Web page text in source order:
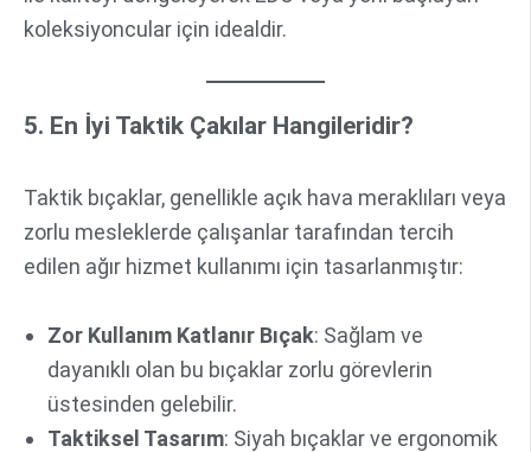
koleksiyoncular için idealdir.
5. En İyi Taktik Çakılar Hangileridir?
Taktik bıçaklar, genellikle açık hava meraklıları veya
zorlu mesleklerde çalışanlar tarafından tercih
edilen ağır hizmet kullanımı için tasarlanmıştır:
Zor Kullanım Katlanır Bıçak: Sağlam ve
dayanıklı olan bu bıçaklar zorlu görevlerin
üstesinden gelebilir.
Taktiksel Tasarım: Siyah bıçaklar ve ergonomik